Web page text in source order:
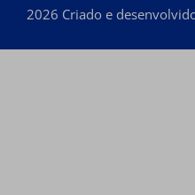
2026 Criado e